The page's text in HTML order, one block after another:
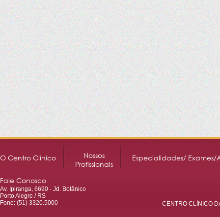
O Centro Clínico
Nossos
Profissionais
Especialidades/ Exames/
Fale Conosco
Av. Ipiranga, 6690 - Jd. Botânico
Porto Alegre / RS
Fone: (51) 3320.5000
CENTRO CLÍNICO